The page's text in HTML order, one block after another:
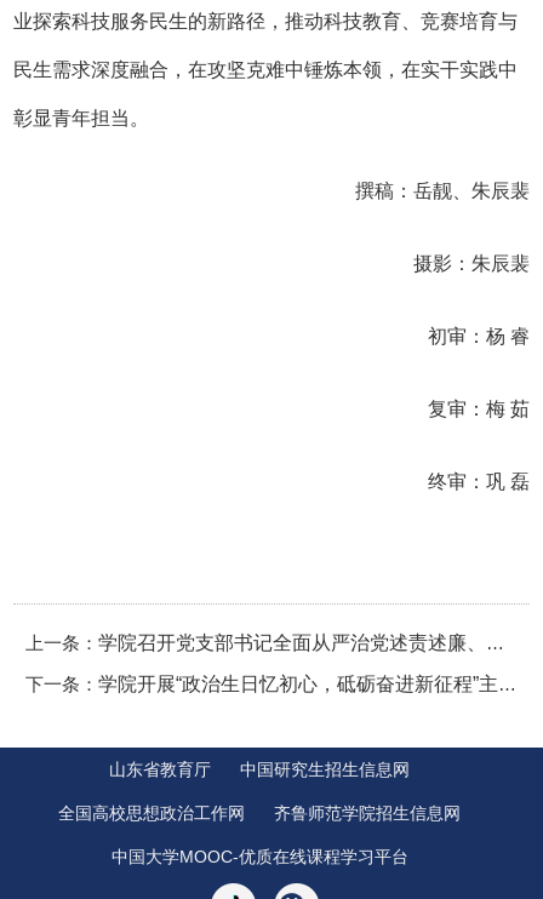
业探索科技服务民生的新路径，推动科技教育、竞赛培育与
民生需求深度融合，在攻坚克难中锤炼本领，在实干实践中
彰显青年担当。
撰稿：岳靓、朱辰裴
摄影：朱辰裴
初审：杨 睿
复审：梅 茹
终审：巩 磊
上一条：学院召开党支部书记全面从严治党述责述廉、党支部书记抓基层党建述职评议会议
下一条：学院开展“政治生日忆初心，砥砺奋进新征程”主题党日活动
山东省教育厅 中国研究生招生信息网
全国高校思想政治工作网 齐鲁师范学院招生信息网
中国大学MOOC-优质在线课程学习平台